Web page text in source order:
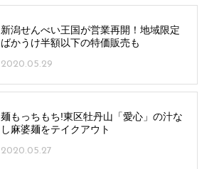
新潟せんべい王国が営業再開！地域限定
ばかうけ半額以下の特価販売も
2020.05.29
麺もっちもち!東区牡丹山「愛心」の汁な
し麻婆麺をテイクアウト
2020.05.27